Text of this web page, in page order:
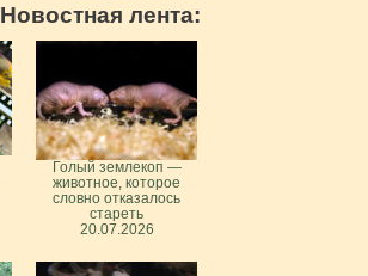
Новостная лента:
Голый землекоп —
животное, которое
словно отказалось
стареть
20.07.2026